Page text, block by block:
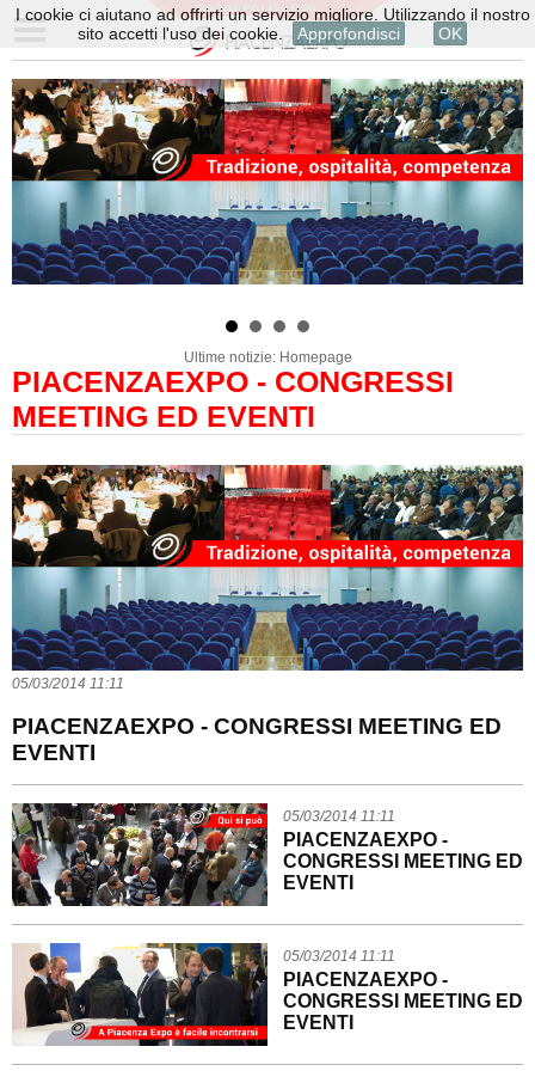
Ultime notizie: Homepage
PIACENZAEXPO - CONGRESSI
MEETING ED EVENTI
05/03/2014 11:11
PIACENZAEXPO - CONGRESSI MEETING ED
EVENTI
05/03/2014 11:11
PIACENZAEXPO -
CONGRESSI MEETING ED
EVENTI
05/03/2014 11:11
PIACENZAEXPO -
CONGRESSI MEETING ED
EVENTI
I cookie ci aiutano ad offrirti un servizio migliore. Utilizzando il nostro
sito accetti l'uso dei cookie.
Approfondisci OK